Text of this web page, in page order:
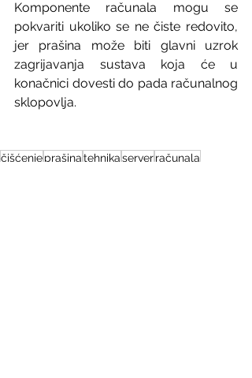
Komponente računala mogu se
pokvariti ukoliko se ne čiste redovito,
jer prašina može biti glavni uzrok
zagrijavanja sustava koja će u
konačnici dovesti do pada računalnog
sklopovlja.
čišćenjeprašinatehnikaserverračunala